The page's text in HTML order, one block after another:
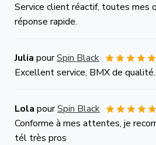
Service client réactif, toutes mes
réponse rapide.
Julia pourSpin Black
Excellent service, BMX de qualité.
Lola pourSpin Black
Conforme à mes attentes, je
tél très pros